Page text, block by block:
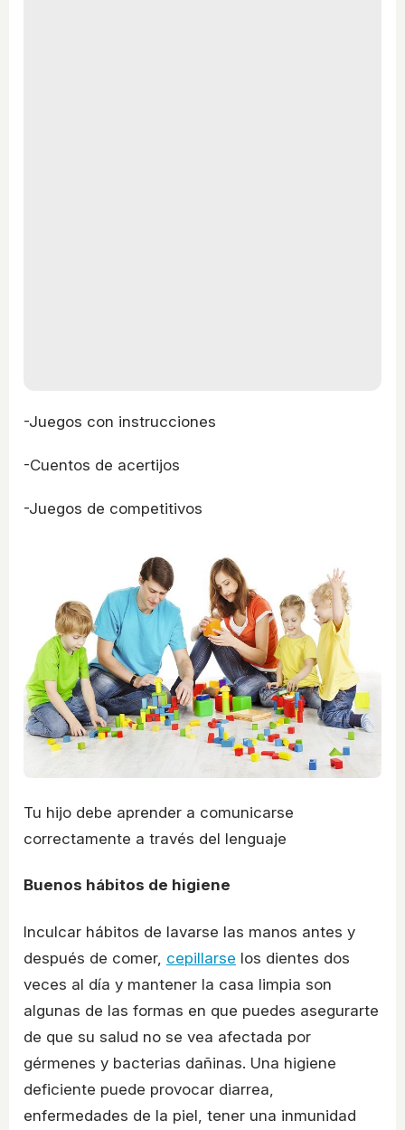
-Juegos con instrucciones
-Cuentos de acertijos
-Juegos de competitivos
Tu hijo debe aprender a comunicarse
correctamente a través del lenguaje
Buenos hábitos de higiene
Inculcar hábitos de lavarse las manos antes y
después de comer, cepillarse los dientes dos
veces al día y mantener la casa limpia son
algunas de las formas en que puedes asegurarte
de que su salud no se vea afectada por
gérmenes y bacterias dañinas. Una higiene
deficiente puede provocar diarrea,
enfermedades de la piel, tener una inmunidad